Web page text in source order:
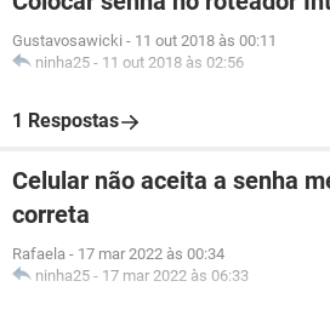
Gustavosawicki - 11 out 2018 às 00:11
ninha25 - 11 out 2018 às 02:56
1 Respostas
Celular não aceita a senha
correta
Rafaela - 17 mar 2022 às 00:34
ninha25 - 17 mar 2022 às 06:33